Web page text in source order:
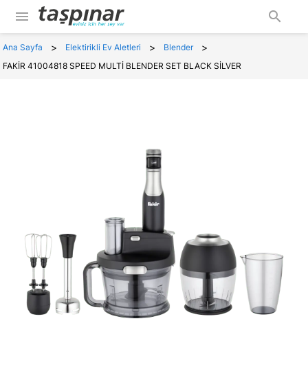
menu search
Ana Sayfa > Elektirikli Ev Aletleri > Blender >
FAKİR 41004818 SPEED MULTİ BLENDER SET BLACK SİLVER